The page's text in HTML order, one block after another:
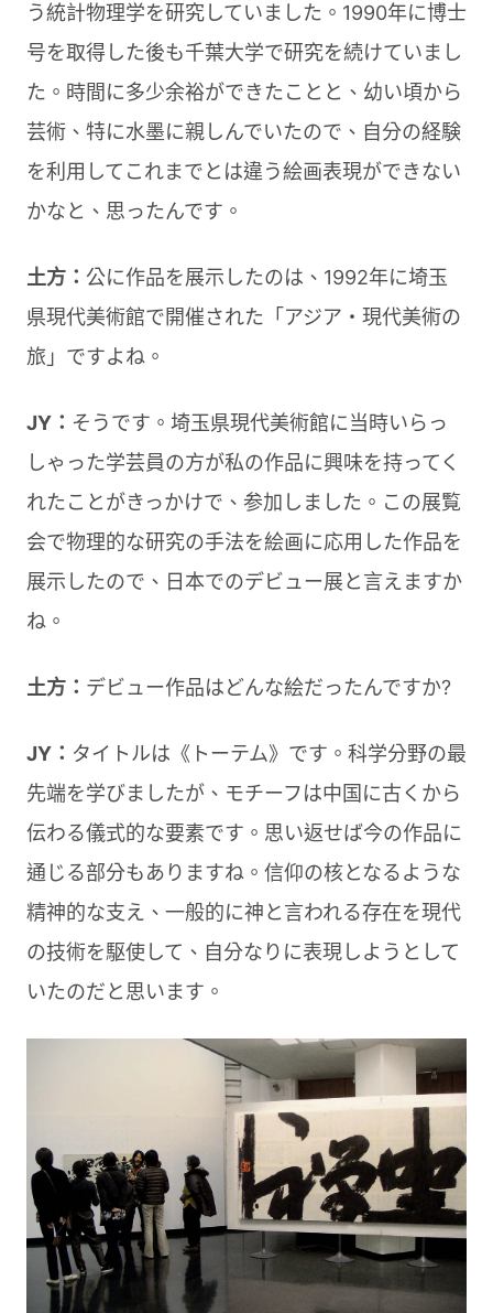
う統計物理学を研究していました。1990年に博士
号を取得した後も千葉大学で研究を続けていまし
た。時間に多少余裕ができたことと、幼い頃から
芸術、特に水墨に親しんでいたので、自分の経験
を利用してこれまでとは違う絵画表現ができない
かなと、思ったんです。
土方： 公に作品を展示したのは、1992年に埼玉
県現代美術館で開催された「アジア・現代美術の
旅」ですよね。
JY： そうです。埼玉県現代美術館に当時いらっ
しゃった学芸員の方が私の作品に興味を持ってく
れたことがきっかけで、参加しました。この展覧
会で物理的な研究の手法を絵画に応用した作品を
展示したので、日本でのデビュー展と言えますか
ね。
土方： デビュー作品はどんな絵だったんですか?
JY： タイトルは《トーテム》です。科学分野の最
先端を学びましたが、モチーフは中国に古くから
伝わる儀式的な要素です。思い返せば今の作品に
通じる部分もありますね。信仰の核となるような
精神的な支え、一般的に神と言われる存在を現代
の技術を駆使して、自分なりに表現しようとして
いたのだと思います。